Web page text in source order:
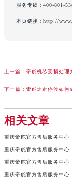
服务专线： 400-801-
本页链接： http://
上一篇： 帝舵机芯受损处理
下一篇： 帝舵走走停停如何
相关文章